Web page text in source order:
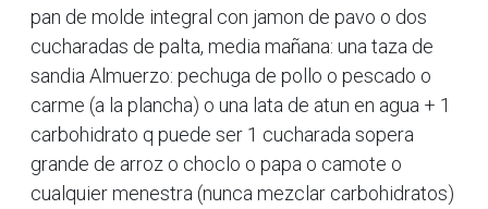
pan de molde integral con jamon de pavo o dos
cucharadas de palta, media mañana: una taza de
sandia Almuerzo: pechuga de pollo o pescado o
carme (a la plancha) o una lata de atun en agua + 1
carbohidrato q puede ser 1 cucharada sopera
grande de arroz o choclo o papa o camote o
cualquier menestra (nunca mezclar carbohidratos)